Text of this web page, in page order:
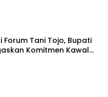
Forum Tani Tojo, Bupati
Komitmen Kawal
Lahan